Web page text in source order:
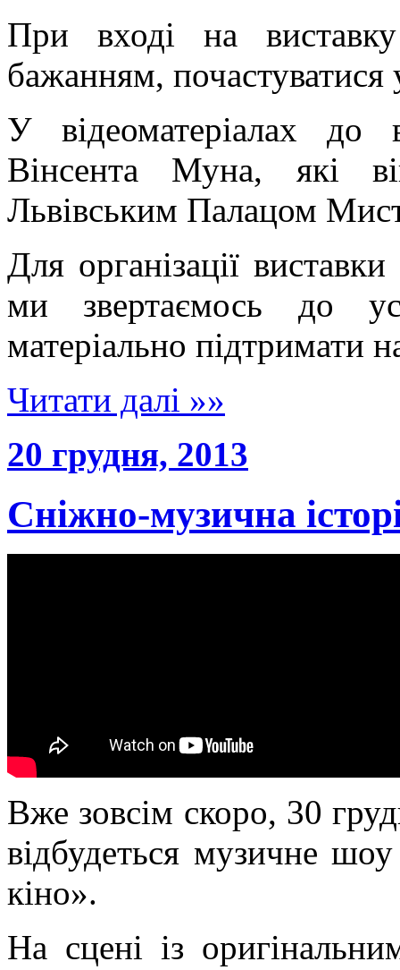
При вході на
бажанням,
У відеоматеріалах до
Вінсента Муна, які
Львівським Палацом
Для організації
ми звертаємось до
матеріально підтримати
Читати далі »»
20 грудня, 2013
Сніжно-музична
Вже зовсім скоро, 30
відбудеться музичне
кіно».
На сцені із